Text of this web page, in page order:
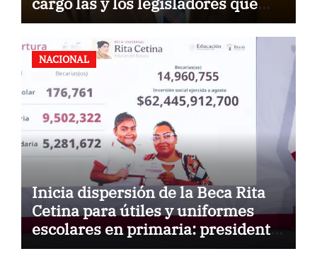
quieren reelegirse
NACIONAL
Inicia dispersión de la Beca Rita
Cetina para útiles y uniformes
escolares en primaria: presidenta
Claudia Sheinbaum